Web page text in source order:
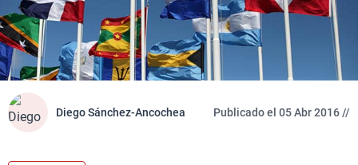
Diego Sánchez-Ancochea Publicado el 05 Abr 2016 //